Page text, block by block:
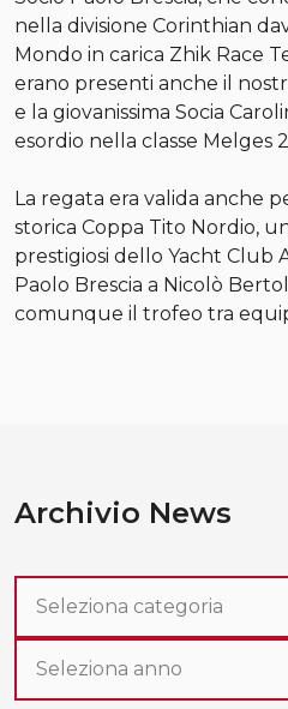
nella divisione Corinthian
Mondo in carica Zhik Race
erano presenti anche il
e la giovanissima Socia
esordio nella classe Melges
La regata era valida anche
storica Coppa Tito Nordio,
prestigiosi dello Yacht Club
Paolo Brescia a Nicolò
comunque il trofeo tra
Archivio News